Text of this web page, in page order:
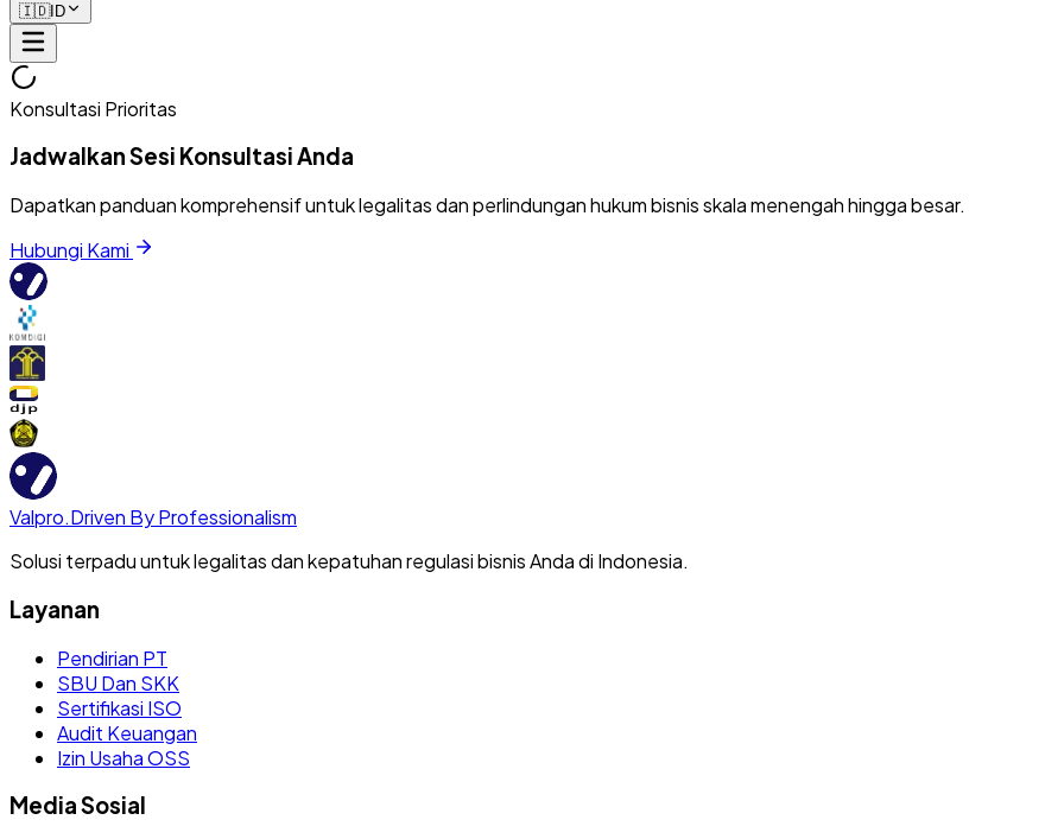
🇮🇩ID
Konsultasi Prioritas
Jadwalkan Sesi Konsultasi Anda
Dapatkan panduan komprehensif untuk legalitas dan perlindungan hukum bisnis skala menengah hingga besar.
Hubungi Kami
Valpro.Driven By Professionalism
Solusi terpadu untuk legalitas dan kepatuhan regulasi bisnis Anda di Indonesia.
Layanan
Pendirian PT
SBU Dan SKK
Sertifikasi ISO
Audit Keuangan
Izin Usaha OSS
Media Sosial